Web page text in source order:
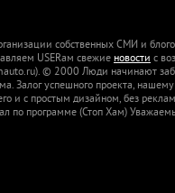
собственных СМИ и
USERам свежие новости с
© 2000 Люди начинают
успешного проекта, нашему
с простым дизайном, без
по программе (Стоп Хам)